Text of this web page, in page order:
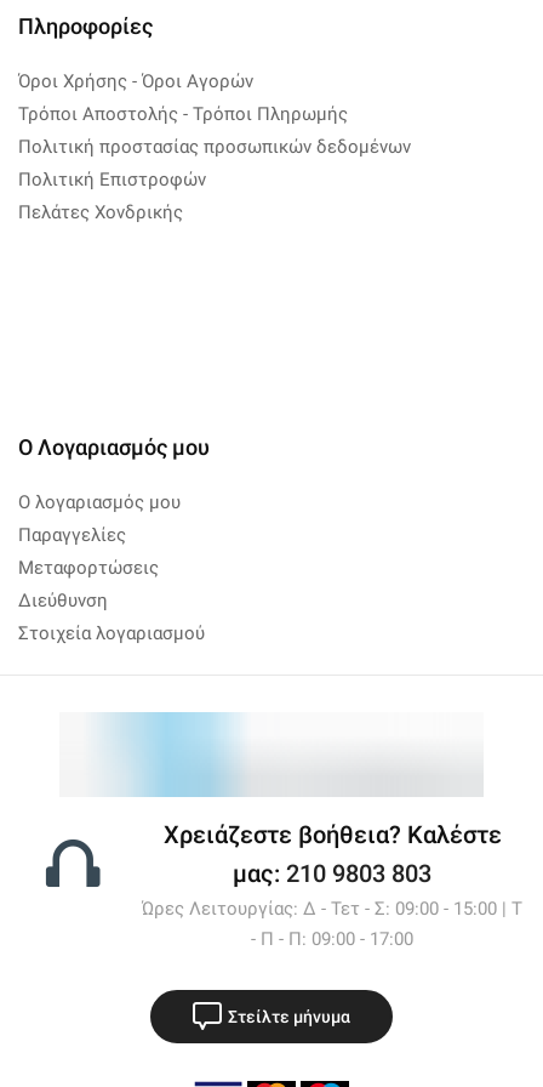
Πληροφορίες
Όροι Χρήσης - Όροι Αγορών
Τρόποι Αποστολής - Τρόποι Πληρωμής
Πολιτική προστασίας προσωπικών δεδομένων
Πολιτική Επιστροφών
Πελάτες Χονδρικής
Ο Λογαριασμός μου
Ο λογαριασμός μου
Παραγγελίες
Μεταφορτώσεις
Διεύθυνση
Στοιχεία λογαριασμού
Χρειάζεστε βοήθεια? Καλέστε
μας: 210 9803 803
Ώρες Λειτουργίας: Δ - Τετ - Σ: 09:00 - 15:00 | Τ
- Π - Π: 09:00 - 17:00
Στείλτε μήνυμα